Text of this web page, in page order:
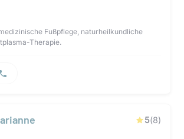
Fußpflege, naturheilkundliche
Therapie.
5(8)